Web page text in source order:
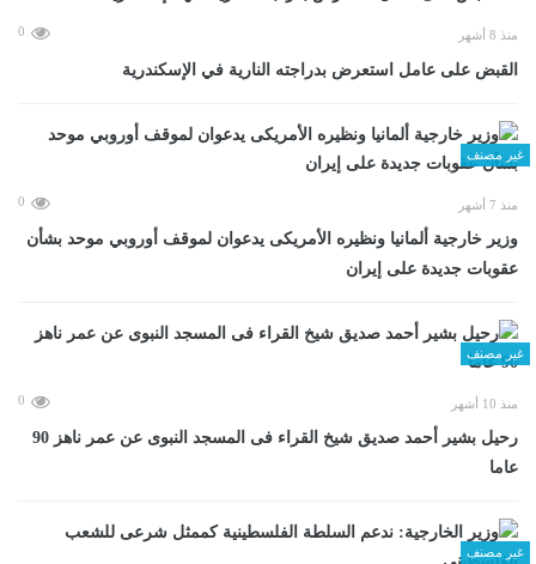
منذ 8 أشهر 0
القبض على عامل استعرض بدراجته النارية في الإسكندرية
غير مصنف
منذ 7 أشهر 0
وزير خارجية ألمانيا ونظيره الأمريكى يدعوان لموقف أوروبي موحد بشأن
عقوبات جديدة على إيران
غير مصنف
منذ 10 أشهر 0
رحيل بشير أحمد صديق شيخ القراء فى المسجد النبوى عن عمر ناهز 90
عاما
غير مصنف